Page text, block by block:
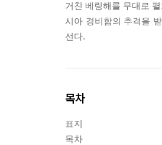
거친 베링해를 무대로
시아 경비함의 추격을
선다.
목차
표지
목차